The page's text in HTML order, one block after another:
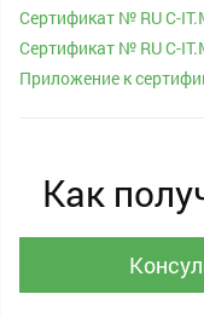
Сертификат № RU С-
Сертификат № RU С-
Приложение к
Как